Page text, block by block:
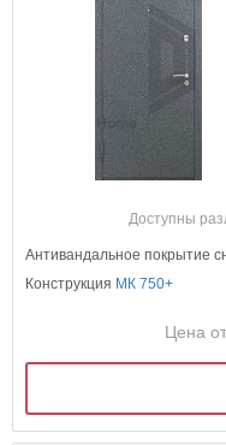
Доступны
Антивандальное покрытие
Конструкция МК 750+
Цена